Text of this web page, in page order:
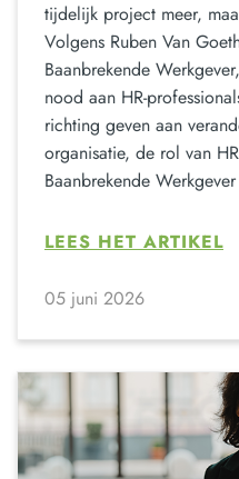
tijdelijk project meer,
Volgens Ruben Van
Baanbrekende
nood aan HR-
richting geven aan
organisatie, de rol van
Baanbrekende
LEES HET ARTIKEL
05 juni 2026